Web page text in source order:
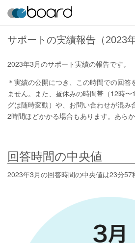
サポートの実績報告（2023年
2023年3月のサポート実績の報告です。
＊実績の公開につき、この時間での回答
ません。また、昼休みの時間帯（12時
グは随時変動）や、お問い合わせが混み
2時間ほどかかる場合もあります。あら
回答時間の中央値
2023年3月の回答時間の中央値は23分57